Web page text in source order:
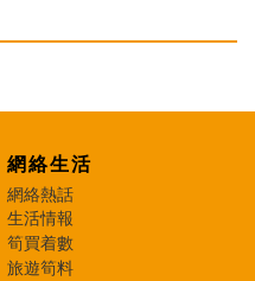
網絡生活
網絡熱話
生活情報
筍買着數
旅遊筍料